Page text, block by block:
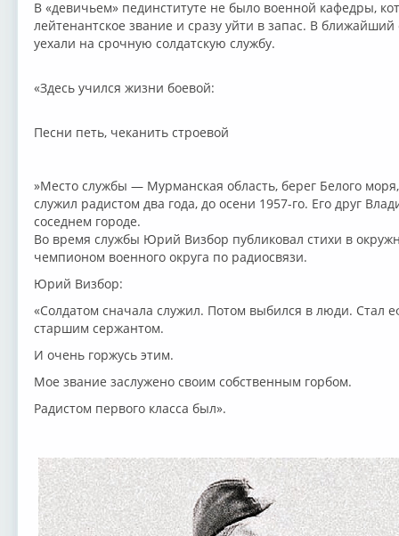
В «девичьем» пединституте не было военной кафедры,
лейтенантское звание и сразу уйти в запас. В
уехали на срочную солдатскую службу.
«Здесь учился жизни боевой:
Песни петь, чеканить строевой
»Место службы — Мурманская область, берег Белого
служил радистом два года, до осени 1957-го. Его друг
соседнем городе.
Во время службы Юрий Визбор публиковал стихи в
чемпионом военного округа по радиосвязи.
Юрий Визбор:
«Солдатом сначала служил. Потом выбился в люди. Стал
старшим сержантом.
И очень горжусь этим.
Мое звание заслужено своим собственным горбом.
Радистом первого класса был».